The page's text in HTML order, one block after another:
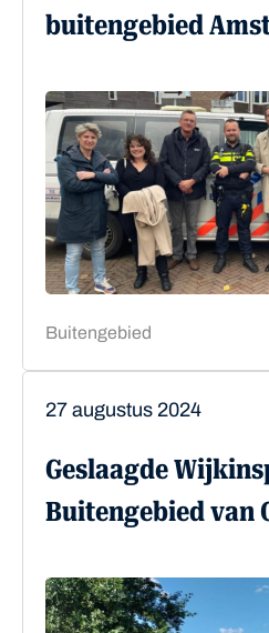
buitengebied
Buitengebied
27 augustus 2024
Geslaagde
Buitengebied van